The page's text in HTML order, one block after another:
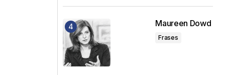
Maureen Dowd
Frases